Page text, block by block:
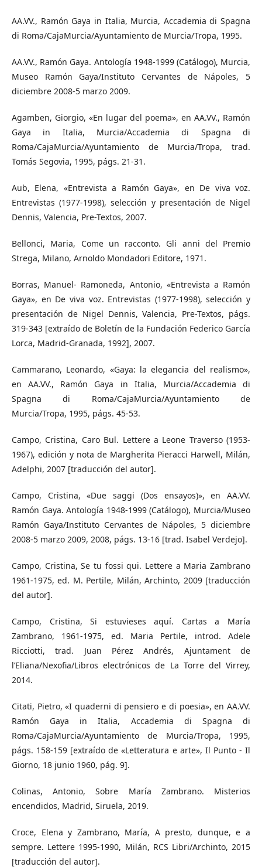
AA.VV., Ramón Gaya in Italia, Murcia, Accademia di Spagna
di Roma/CajaMurcia/Ayuntamiento de Murcia/Tropa, 1995.
AA.VV., Ramón Gaya. Antología 1948-1999 (Catálogo), Murcia,
Museo Ramón Gaya/Instituto Cervantes de Nápoles, 5
diciembre 2008-5 marzo 2009.
Agamben, Giorgio, «En lugar del poema», en AA.VV., Ramón
Gaya in Italia, Murcia/Accademia di Spagna di
Roma/CajaMurcia/Ayuntamiento de Murcia/Tropa, trad.
Tomás Segovia, 1995, págs. 21-31.
Aub, Elena, «Entrevista a Ramón Gaya», en De viva voz.
Entrevistas (1977-1998), selección y presentación de Nigel
Dennis, Valencia, Pre-Textos, 2007.
Bellonci, Maria, Come un racconto. Gli anni del Premio
Strega, Milano, Arnoldo Mondadori Editore, 1971.
Borras, Manuel- Ramoneda, Antonio, «Entrevista a Ramón
Gaya», en De viva voz. Entrevistas (1977-1998), selección y
presentación de Nigel Dennis, Valencia, Pre-Textos, págs.
319-343 [extraído de Boletín de la Fundación Federico García
Lorca, Madrid-Granada, 1992], 2007.
Cammarano, Leonardo, «Gaya: la elegancia del realismo»,
en AA.VV., Ramón Gaya in Italia, Murcia/Accademia di
Spagna di Roma/CajaMurcia/Ayuntamiento de
Murcia/Tropa, 1995, págs. 45-53.
Campo, Cristina, Caro Bul. Lettere a Leone Traverso (1953-
1967), edición y nota de Margherita Pieracci Harwell, Milán,
Adelphi, 2007 [traducción del autor].
Campo, Cristina, «Due saggi (Dos ensayos)», en AA.VV.
Ramón Gaya. Antología 1948-1999 (Catálogo), Murcia/Museo
Ramón Gaya/Instituto Cervantes de Nápoles, 5 diciembre
2008-5 marzo 2009, 2008, págs. 13-16 [trad. Isabel Verdejo].
Campo, Cristina, Se tu fossi qui. Lettere a Maria Zambrano
1961-1975, ed. M. Pertile, Milán, Archinto, 2009 [traducción
del autor].
Campo, Cristina, Si estuvieses aquí. Cartas a María
Zambrano, 1961-1975, ed. Maria Pertile, introd. Adele
Ricciotti, trad. Juan Pérez Andrés, Ajuntament de
l’Eliana/Nexofia/Libros electrónicos de La Torre del Virrey,
2014.
Citati, Pietro, «I quaderni di pensiero e di poesia», en AA.VV.
Ramón Gaya in Italia, Accademia di Spagna di
Roma/CajaMurcia/Ayuntamiento de Murcia/Tropa, 1995,
págs. 158-159 [extraído de «Letteratura e arte», Il Punto - Il
Giorno, 18 junio 1960, pág. 9].
Colinas, Antonio, Sobre María Zambrano. Misterios
encendidos, Madrid, Siruela, 2019.
Croce, Elena y Zambrano, María, A presto, dunque, e a
sempre. Lettere 1995-1990, Milán, RCS Libri/Archinto, 2015
[traducción del autor].